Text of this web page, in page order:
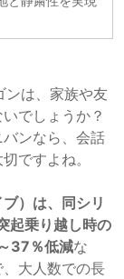
ンは、家族や友
でしょうか？
ンなら、会話
ですよね。
）は、同シリ
起乗り越し時の
37％低減な
大人数での長